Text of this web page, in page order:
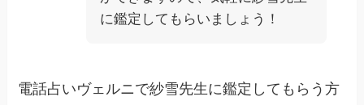
に鑑定してもらいましょう！
電話占いヴェルニで紗雪先生に鑑定してもらう方